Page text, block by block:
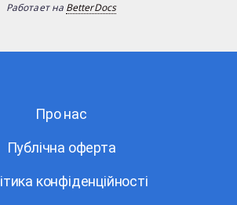
Работает на BetterDocs
Про нас
Публічна оферта
конфіденційності